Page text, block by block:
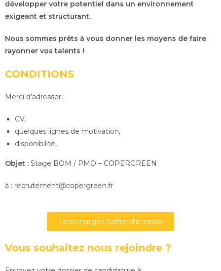
développer votre potentiel dans un environnement
exigeant et structurant.
Nous sommes prêts à vous donner les moyens de faire
rayonner vos talents !
CONDITIONS
Merci d’adresser :
CV,
quelques lignes de motivation,
disponibilité,
Objet : Stage BOM / PMO – COPERGREEN
à : recrutement@copergreen.fr
Télécharger l'offre d'emploi
Vous souhaitez nous rejoindre ?